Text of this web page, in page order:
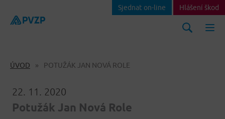
Sjednat on-line Hlášení škod
ÚVOD POTUŽÁK JAN NOVÁ ROLE
22. 11. 2020
Potužák Jan Nová Role